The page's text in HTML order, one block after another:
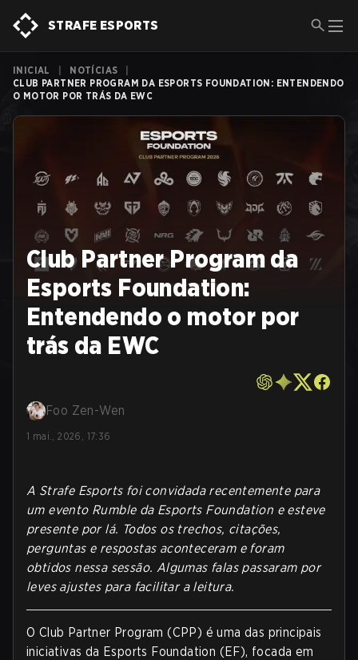
STRAFE ESPORTS
INICIAL NOTÍCIAS
CLUB PARTNER PROGRAM DA ESPORTS FOUNDATION: ENTENDENDO
O MOTOR POR TRÁS DA EWC
Club Partner Program da
Esports Foundation:
Entendendo o motor por
trás da EWC
Foo Zen-Wen
1 mai., 2026, 17:36
A Strafe Esports foi convidada recentemente para
um evento Rumble da Esports Foundation e esteve
presente por lá. Todos os trechos, citações,
perguntas e respostas aconteceram e foram
obtidos nessa sessão. Algumas falas passaram por
leves ajustes para facilitar a leitura.
O Club Partner Program (CPP) é uma das principais
iniciativas da Esports Foundation (EF), focada em